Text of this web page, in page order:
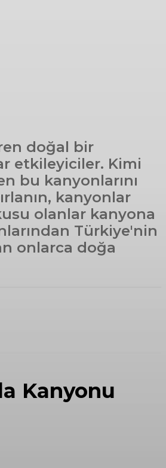
doğal bir
etkileyiciler. Kimi
bu kanyonlarını
kanyonlar
olanlar kanyona
Türkiye'nin
onlarca doğa
Kanyonu